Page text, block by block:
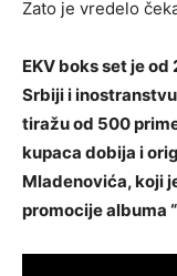
Zato je vredelo
EKV boks set je
Srbiji i
tiražu od 500
kupaca dobija i
Mladenovića, koji
promocije albuma